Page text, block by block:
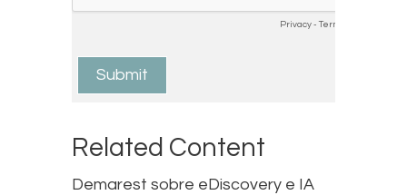
Related Content
Demarest sobre eDiscovery e IA